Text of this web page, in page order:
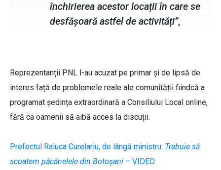
închirierea acestor locații în care se
desfășoară astfel de activități”,
Reprezentanții PNL l-au acuzat pe primar și de lipsă de
interes față de problemele reale ale comunității fiindcă a
programat ședința extraordinară a Consiliului Local online,
fără ca oamenii să aibă acces la discuții.
Prefectul Raluca Curelariu, de lângă ministru: Trebuie să
scoatem păcănelele din Botoșani – VIDEO